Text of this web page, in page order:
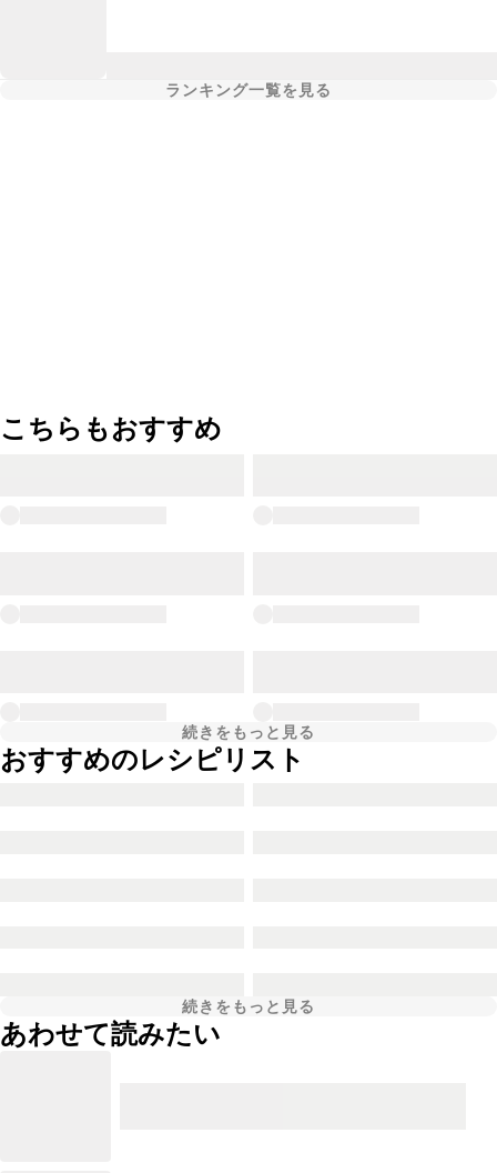
ランキング一覧を見る
こちらもおすすめ
続きをもっと見る
おすすめのレシピリスト
続きをもっと見る
あわせて読みたい